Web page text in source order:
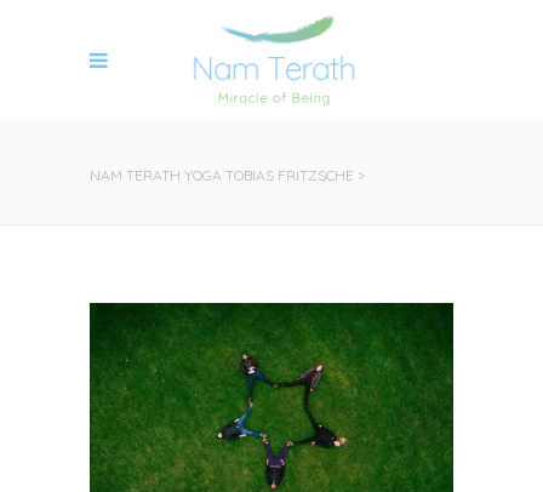
NAM TERATH YOGA TOBIAS FRITZSCHE >